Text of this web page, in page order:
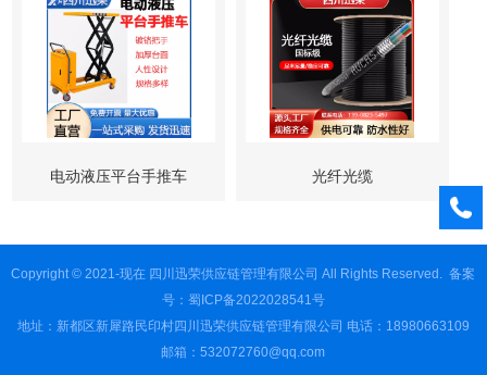
电动液压平台手推车 光纤光缆
Copyright © 2021-现在 四川迅荣供应链管理有限公司 All Rights Reserved.备案
号：蜀ICP备2022028541号
地址：新都区新犀路民印村四川迅荣供应链管理有限公司 电话：18980663109
邮箱：532072760@qq.com